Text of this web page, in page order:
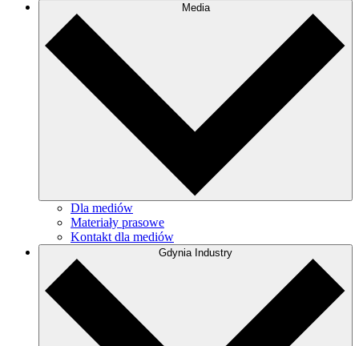
Media
Dla mediów
Materiały prasowe
Kontakt dla mediów
Gdynia Industry